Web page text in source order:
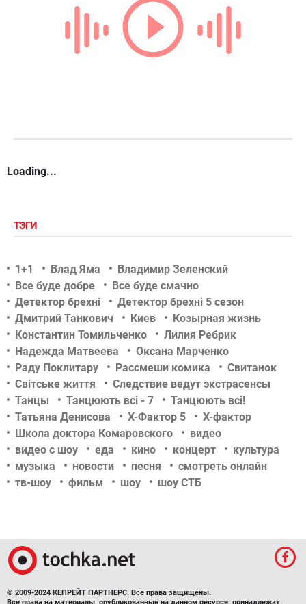
Loading...
ТЭГИ
1+1 Влад Яма
Владимир Зеленский
Все буде добре
Все буде смачно
Детектор брехні
Детектор брехні 5 сезон
Дмитрий Танкович
Киев
Козырная жизнь
Константин Томильченко
Лилия Ребрик
Надежда Матвеева
Оксана Марченко
Раду Поклитару
Рассмеши комика
Свитанок
Світське життя
Следствие ведут экстрасенсы
Танцы
Танцюють всі - 7
Танцюють всі!
Татьяна Денисова
Х-Фактор 5
Х-фактор
Школа доктора Комаровского
видео
видео с шоу
еда кино концерт
культура
музыка
новости песня
смотреть онлайн
тв-шоу
фильм шоу шоу СТБ
© 2009-2024 КЕПРЕЙТ ПАРТНЕРС. Все права защищены.